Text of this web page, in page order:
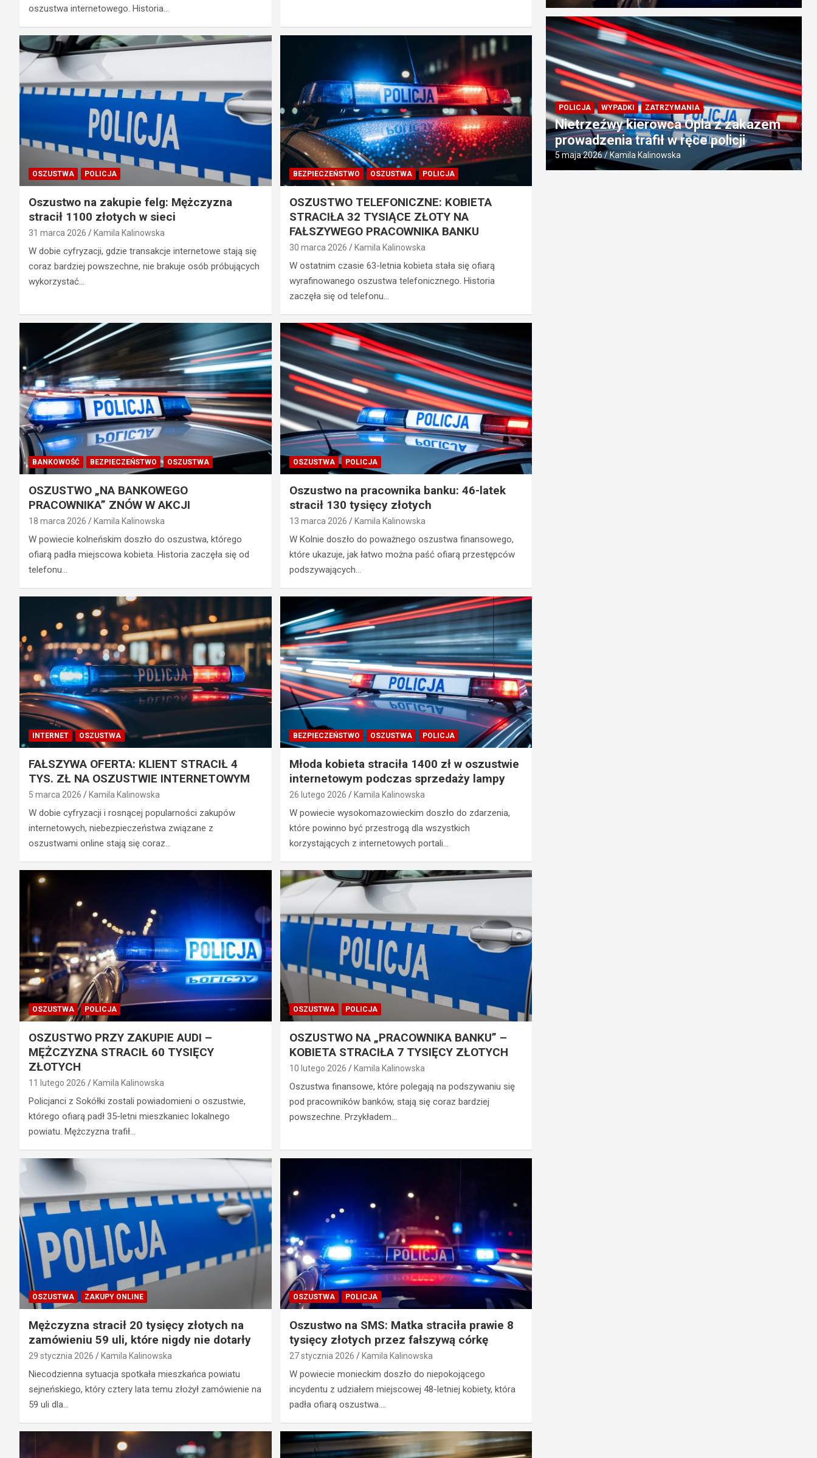
oszustwa internetowego. Historia…
OSZUSTWA POLICJA
Oszustwo na zakupie felg: Mężczyzna
stracił 1100 złotych w sieci
31 marca 2026 Kamila Kalinowska
W dobie cyfryzacji, gdzie transakcje internetowe stają się
coraz bardziej powszechne, nie brakuje osób próbujących
wykorzystać…
BEZPIECZEŃSTWO OSZUSTWA POLICJA
OSZUSTWO TELEFONICZNE: KOBIETA
STRACIŁA 32 TYSIĄCE ZŁOTY NA
FAŁSZYWEGO PRACOWNIKA BANKU
30 marca 2026 Kamila Kalinowska
W ostatnim czasie 63-letnia kobieta stała się ofiarą
wyrafinowanego oszustwa telefonicznego. Historia
zaczęła się od telefonu…
BANKOWOŚĆ BEZPIECZEŃSTWO OSZUSTWA
OSZUSTWO „NA BANKOWEGO
PRACOWNIKA” ZNÓW W AKCJI
18 marca 2026 Kamila Kalinowska
W powiecie kolneńskim doszło do oszustwa, którego
ofiarą padła miejscowa kobieta. Historia zaczęła się od
telefonu…
OSZUSTWA POLICJA
Oszustwo na pracownika banku: 46-latek
stracił 130 tysięcy złotych
13 marca 2026 Kamila Kalinowska
W Kolnie doszło do poważnego oszustwa finansowego,
które ukazuje, jak łatwo można paść ofiarą przestępców
podszywających…
INTERNET OSZUSTWA
FAŁSZYWA OFERTA: KLIENT STRACIŁ 4
TYS. ZŁ NA OSZUSTWIE INTERNETOWYM
5 marca 2026 Kamila Kalinowska
W dobie cyfryzacji i rosnącej popularności zakupów
internetowych, niebezpieczeństwa związane z
oszustwami online stają się coraz…
BEZPIECZEŃSTWO OSZUSTWA POLICJA
Młoda kobieta straciła 1400 zł w oszustwie
internetowym podczas sprzedaży lampy
26 lutego 2026 Kamila Kalinowska
W powiecie wysokomazowieckim doszło do zdarzenia,
które powinno być przestrogą dla wszystkich
korzystających z internetowych portali…
OSZUSTWA POLICJA
OSZUSTWO PRZY ZAKUPIE AUDI –
MĘŻCZYZNA STRACIŁ 60 TYSIĘCY
ZŁOTYCH
11 lutego 2026 Kamila Kalinowska
Policjanci z Sokółki zostali powiadomieni o oszustwie,
którego ofiarą padł 35-letni mieszkaniec lokalnego
powiatu. Mężczyzna trafił…
OSZUSTWA POLICJA
OSZUSTWO NA „PRACOWNIKA BANKU” –
KOBIETA STRACIŁA 7 TYSIĘCY ZŁOTYCH
10 lutego 2026 Kamila Kalinowska
Oszustwa finansowe, które polegają na podszywaniu się
pod pracowników banków, stają się coraz bardziej
powszechne. Przykładem…
OSZUSTWA ZAKUPY ONLINE
Mężczyzna stracił 20 tysięcy złotych na
zamówieniu 59 uli, które nigdy nie dotarły
29 stycznia 2026 Kamila Kalinowska
Niecodzienna sytuacja spotkała mieszkańca powiatu
sejneńskiego, który cztery lata temu złożył zamówienie na
59 uli dla…
OSZUSTWA POLICJA
Oszustwo na SMS: Matka straciła prawie 8
tysięcy złotych przez fałszywą córkę
27 stycznia 2026 Kamila Kalinowska
W powiecie monieckim doszło do niepokojącego
incydentu z udziałem miejscowej 48-letniej kobiety, która
padła ofiarą oszustwa.…
POLICJA WYPADKI ZATRZYMANIA
Nietrzeźwy kierowca Opla z zakazem
prowadzenia trafił w ręce policji
5 maja 2026 Kamila Kalinowska